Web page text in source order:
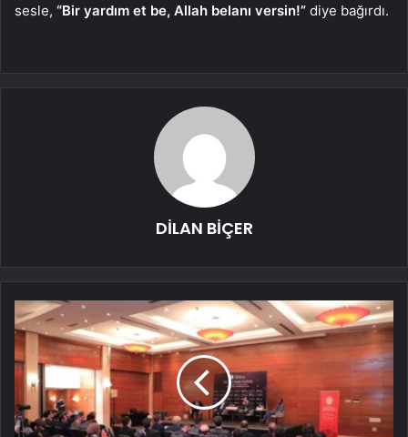
sesle, “Bir yardım et be, Allah belanı versin!” diye bağırdı.
DİLAN BİÇER